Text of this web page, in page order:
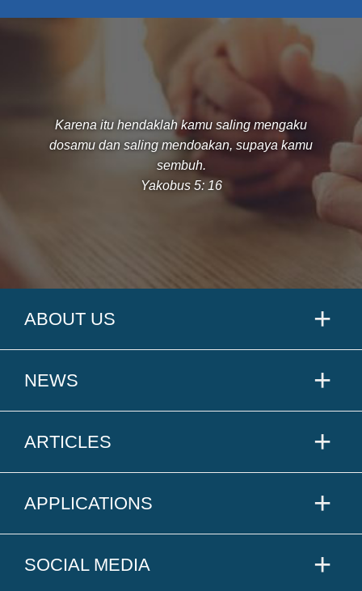
Karena itu hendaklah kamu saling mengaku
dosamu dan saling mendoakan, supaya kamu
sembuh.
Yakobus 5: 16
ABOUT US
NEWS
ARTICLES
APPLICATIONS
SOCIAL MEDIA